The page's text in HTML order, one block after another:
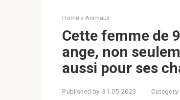
Home » Animaux
Cette femme de
ange, non
aussi pour ses
Published by: 31.05.2023 Category: